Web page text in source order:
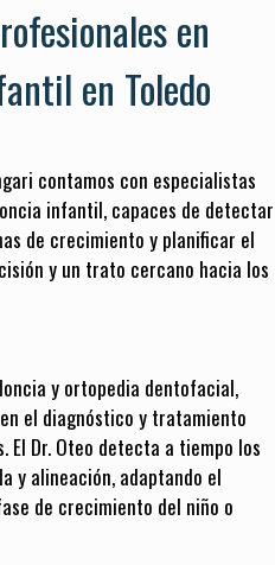
en
en Toledo
contamos con especialistas
infantil, capaces de detectar
de crecimiento y planificar el
y un trato cercano hacia los
y ortopedia dentofacial,
el diagnóstico y tratamiento
El Dr. Oteo detecta a tiempo los
y alineación, adaptando el
de crecimiento del niño o